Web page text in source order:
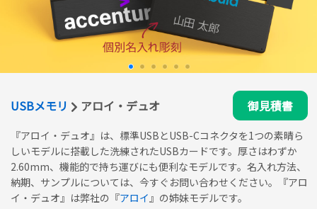
USBメモリ アロイ・デュオ 御見積書
『アロイ・デュオ』は、標準USBとUSB-Cコネクタを1つの素晴ら
しいモデルに搭載した洗練されたUSBカードです。厚さはわずか
2.60mm、機能的で持ち運びにも便利なモデルです。名入れ方法、
納期、サンプルについては、今すぐお問い合わせください。『アロ
イ・デュオ』は弊社の『アロイ 』の姉妹モデルです。